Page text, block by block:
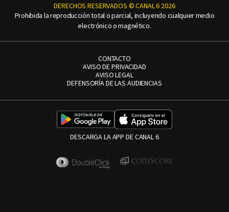
DERECHOS RESERVADOS © CANAL 6 2026
Prohibida la reproducción total o parcial, incluyendo cualquier medio
electrónico o magnético.
CONTACTO
AVISO DE PRIVACIDAD
AVISO LEGAL
DEFENSORÍA DE LAS AUDIENCIAS
DESCARGA LA APP DE CANAL 6